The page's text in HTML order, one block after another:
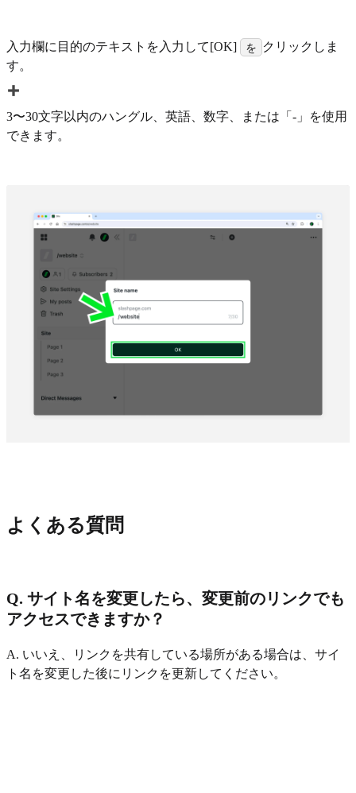
入力欄に目的のテキストを入力して[OK] を
クリックしま
す。
3〜30文字以内のハングル、英語、数字、または「-」を使用
できます。
よくある質問
Q. サイト名を変更したら、変更前のリンクでも
アクセスできますか？
A. いいえ、リンクを共有している場所がある場合は、サイ
ト名を変更した後にリンクを更新してください。